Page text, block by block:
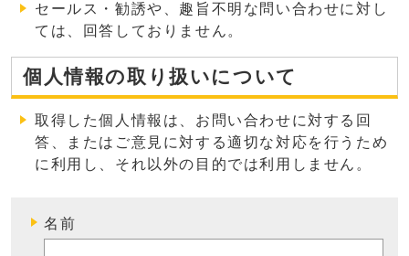
セールス・勧誘や、趣旨不明な問い合わせに対し
ては、回答しておりません。
個人情報の取り扱いについて
取得した個人情報は、お問い合わせに対する回
答、またはご意見に対する適切な対応を行うため
に利用し、それ以外の目的では利用しません 。
名前